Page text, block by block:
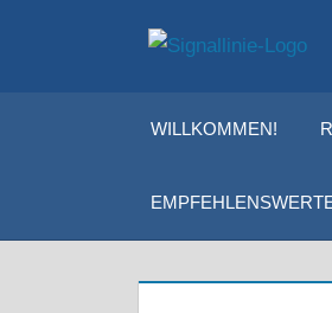
WILLKOMMEN!